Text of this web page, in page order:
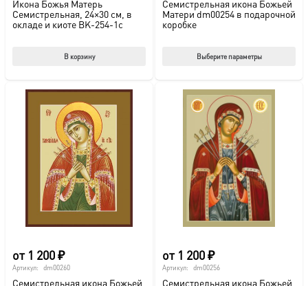
Икона Божья Матерь
Семистрельная, 24×30 см, в
окладе и киоте BK-254-1c
В корзину
Семистрельная икона Божьей
Матери dm00254 в подарочной
коробке
Выберите параметры
от 1 200₽
Артикул: dm00260
Семистрельная икона Божьей
от 1 200₽
Артикул: dm00256
Семистрельная икона Божьей